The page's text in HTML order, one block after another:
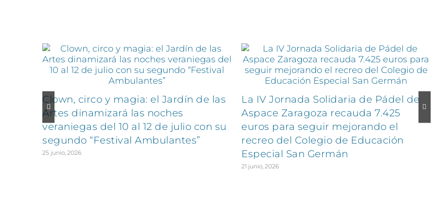
Clown, circo y magia: el Jardín de las
Artes dinamizará las noches
veraniegas del 10 al 12 de julio con su
segundo “Festival Ambulantes”
25 junio, 2026
La IV Jornada Solidaria de Pádel de
Aspace Zaragoza recauda 7.425
euros para seguir mejorando el
recreo del Colegio de Educación
Especial San Germán
21 junio, 2026